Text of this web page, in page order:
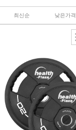
최신순 낮은가격